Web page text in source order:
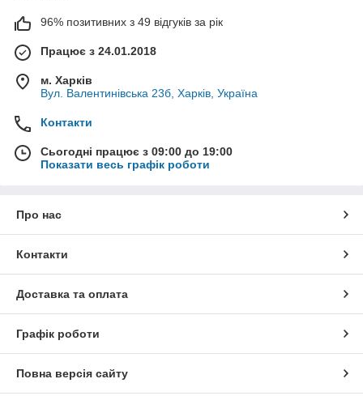
96% позитивних з 49 відгуків за рік
Працює з 24.01.2018
м. Харків
Вул. Валентинівська 23б, Харків, Україна
Контакти
Сьогодні працює з 09:00 до 19:00
Показати весь графік роботи
Про нас
Контакти
Доставка та оплата
Графік роботи
Повна версія сайту